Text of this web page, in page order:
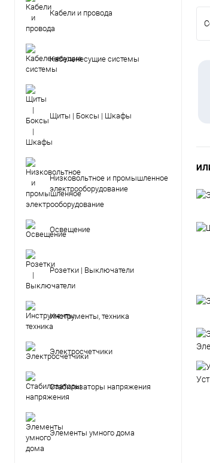
Кабели и провода
Кабеленесущие системы
Щиты | Боксы | Шкафы
Низковольтное и промышленное
электрооборудование
Освещение
Розетки | Выключатели
Инструменты, техника
Электросчетчики
Стабилизаторы напряжения
Элементы умного дома